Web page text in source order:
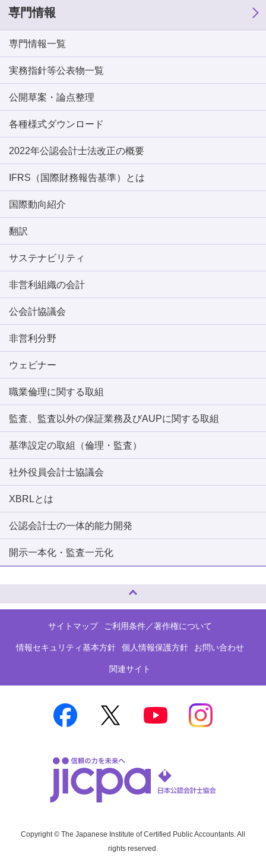
専門情報
専門情報一覧
実務指針等公表物一覧
公開草案・論点整理
各種様式ダウンロード
2022年公認会計士法改正の概要
IFRS（国際財務報告基準）とは
国際動向紹介
翻訳
サステナビリティ
非営利組織の会計
公会計協議会
非営利分野
ウェビナー
職業倫理に関する取組
監査、監査以外の保証業務及びAUPに関する取組
基準設定の取組（倫理・監査）
社外役員会計士協議会
XBRLとは
公認会計士の一体的能力開発
開示一本化・監査一元化
サイトマップ ご利用条件／著作権について
情報セキュリティ基本方針 個人情報保護方針 お問い合わせ
関連サイト
Copyright © The Japanese Institute of Certified Public Accountants. All
rights reserved.